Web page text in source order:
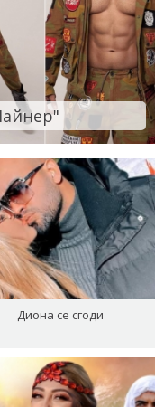
Диона се сгоди